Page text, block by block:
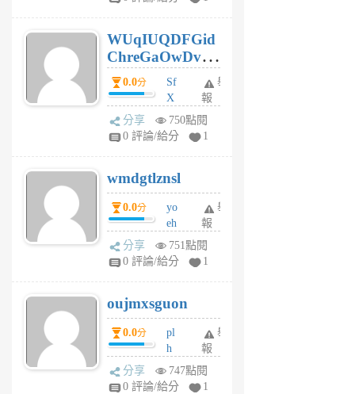
個
月
前
WUqIUQDFGid
ChreGaOwDv
dY0.0分
Sf
X
Pe
Jc
R
P
m
v
A
V
個
月
前
舉
報
分享
750點閱
0 評論/給分
1
wmdgtlznsl
0.0分
yo
eh
ld
gy
個
月
前
舉
報
分享
751點閱
0 評論/給分
1
oujmxsguon
0.0分
pl
h
wi
w
舉
報
分享
747點閱
0 評論/給分
1